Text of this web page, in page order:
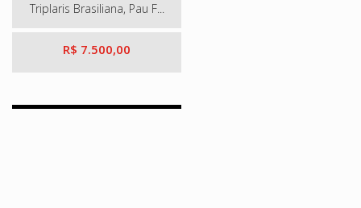
Triplaris Brasiliana, Pau F...
R$ 7.500,00